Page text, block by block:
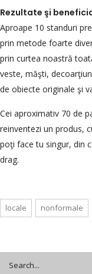
Rezultate şi
Aproape 10 standuri
prin metode foarte
prin curtea noastră
veste, măşti,
de obiecte originale şi
Cei aproximativ 70 de
reinventezi un produs,
poţi face tu singur, din
drag.
locale nonformale